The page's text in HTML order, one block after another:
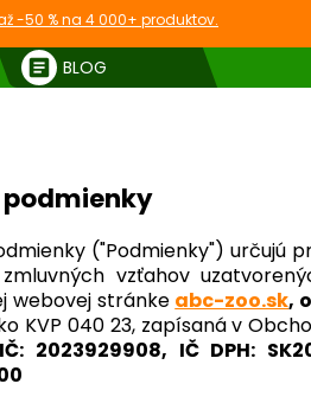
-50 % na 4 000+ produktov.
article BLOG
("Podmienky") určujú
vzťahov
webovej stránke abc-zoo.sk,
KVP 040 23, zapísaná v
2023929908, IČ DPH: